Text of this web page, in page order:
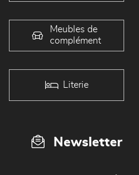
Meubles de
complément
Literie
Newsletter